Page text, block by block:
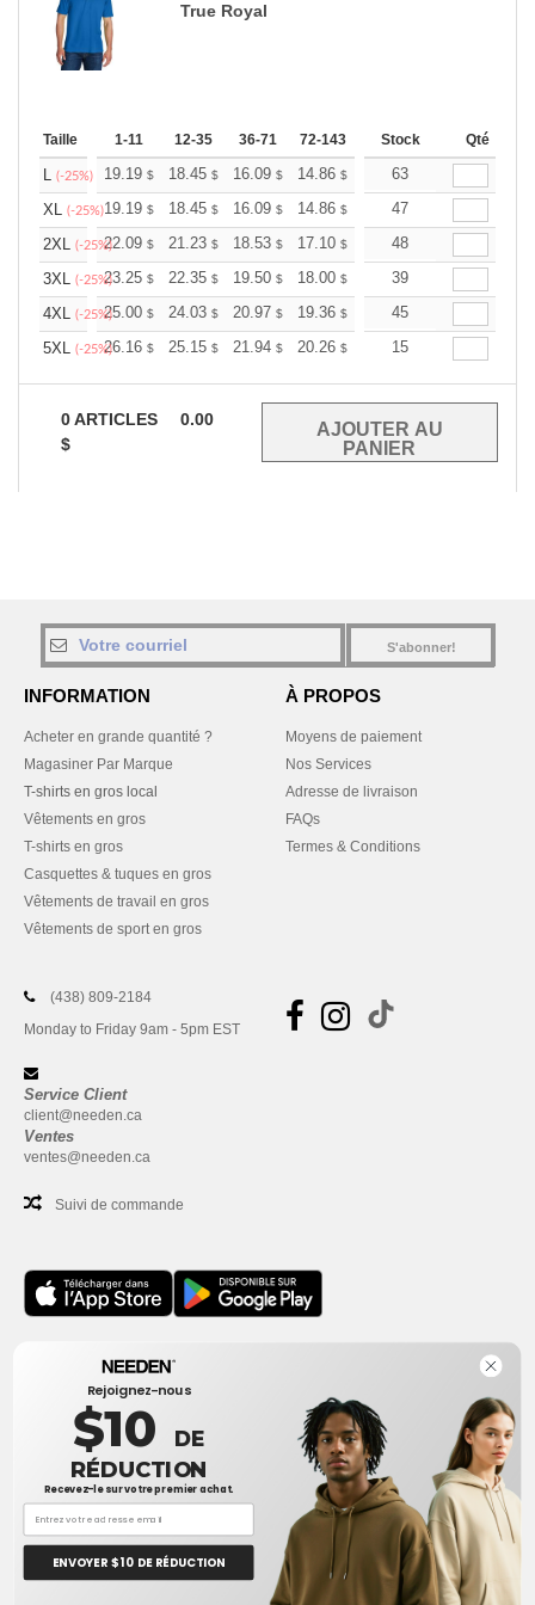
True Royal
Taille 1-11 12-35 36-71 72-143 144-287 288 +
Stock Qté
L (-25%) 19.19 $ 18.45 $ 16.09 $ 14.86 $ 14.11$
63
XL (-25%)19.19 $ 18.45 $ 16.09 $ 14.86 $ 14.11$
47
2XL (-25%)22.09 $ 21.23 $ 18.53 $ 17.10 $ 16.24$
48
3XL (-25%)23.25 $ 22.35 $ 19.50 $ 18.00 $ 17.10$
39
4XL (-25%)25.00 $ 24.03 $ 20.97 $ 19.36 $ 18.39$
45
5XL (-25%)26.16 $ 25.15 $ 21.94 $ 20.26 $ 19.24$
15
0ARTICLES
0.00
$
S'abonner!
INFORMATION
Acheter en grande quantité ?
Magasiner Par Marque
T-shirts en gros local
Vêtements en gros
T-shirts en gros
Casquettes & tuques en gros
Vêtements de travail en gros
Vêtements de sport en gros
À PROPOS
Moyens de paiement
Nos Services
Adresse de livraison
FAQs
Termes & Conditions
(438) 809-2184
Monday to Friday 9am - 5pm EST
Service Client
client@needen.ca
Ventes
ventes@needen.ca
Suivi de commande
Bureau
One Dundas Street West Suite 2500
Toronto, Ontario, M5G 1Z3
Ceci n'est PAS l'adresse de retour. Pour les retours, voir ici
Bureau
1300 rue Sherbrooke Ouest #400
Montreal, Quebec, H3G 1H9
Ceci n'est PAS l'adresse de retour. Pour les retours, voir ici
Bonjour
Rejoignez-nous
$10 DE
RÉDUCTION
Recevez-le sur votre premier achat.
ENVOYER $ 10 DE RÉDUCTION